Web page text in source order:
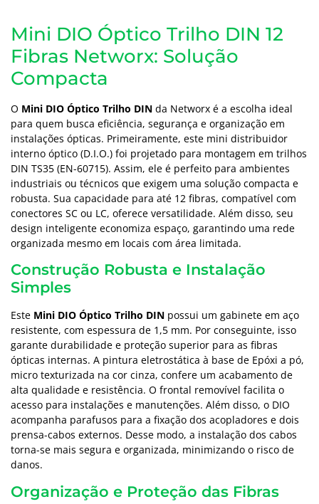
Mini DIO Óptico Trilho DIN 12
Fibras Networx: Solução
Compacta
O Mini DIO Óptico Trilho DIN da Networx é a escolha ideal
para quem busca eficiência, segurança e organização em
instalações ópticas. Primeiramente, este mini distribuidor
interno óptico (D.I.O.) foi projetado para montagem em trilhos
DIN TS35 (EN-60715). Assim, ele é perfeito para ambientes
industriais ou técnicos que exigem uma solução compacta e
robusta. Sua capacidade para até 12 fibras, compatível com
conectores SC ou LC, oferece versatilidade. Além disso, seu
design inteligente economiza espaço, garantindo uma rede
organizada mesmo em locais com área limitada.
Construção Robusta e Instalação
Simples
Este Mini DIO Óptico Trilho DIN possui um gabinete em aço
resistente, com espessura de 1,5 mm. Por conseguinte, isso
garante durabilidade e proteção superior para as fibras
ópticas internas. A pintura eletrostática à base de Epóxi a pó,
micro texturizada na cor cinza, confere um acabamento de
alta qualidade e resistência. O frontal removível facilita o
acesso para instalações e manutenções. Além disso, o DIO
acompanha parafusos para a fixação dos acopladores e dois
prensa-cabos externos. Desse modo, a instalação dos cabos
torna-se mais segura e organizada, minimizando o risco de
danos.
Organização e Proteção das Fibras